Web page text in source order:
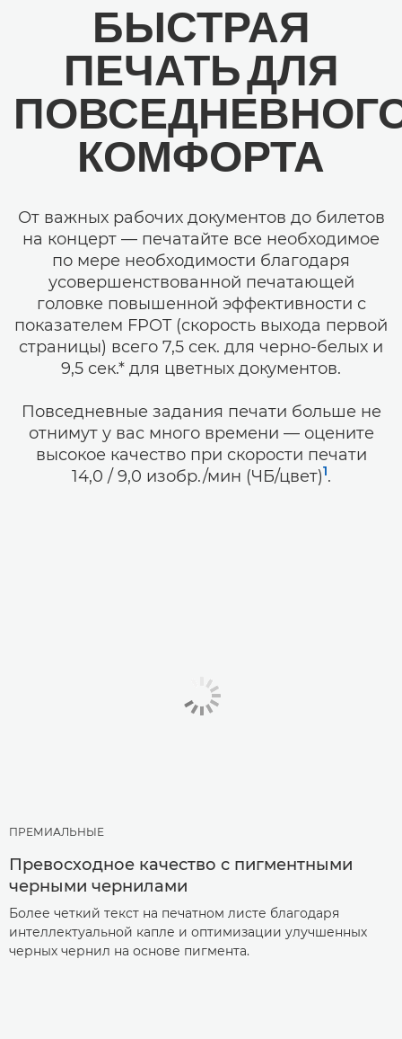
БЫСТРАЯ
ПЕЧАТЬ ДЛЯ
КОМФОРТА
От важных рабочих документов до билетов
на концерт — печатайте все необходимое
по мере необходимости благодаря
усовершенствованной печатающей
головке повышенной эффективности с
показателем FPOT (скорость выхода первой
страницы) всего 7,5 сек. для черно-белых и
9,5 сек.* для цветных документов.
Повседневные задания печати больше не
отнимут у вас много времени — оцените
высокое качество при скорости печати
14,0 / 9,0 изобр./мин (ЧБ/цвет)1.
ПРЕМИАЛЬНЫЕ
Превосходное качество с пигментными
черными чернилами
Более четкий текст на печатном листе благодаря
интеллектуальной капле и оптимизации улучшенных
черных чернил на основе пигмента.